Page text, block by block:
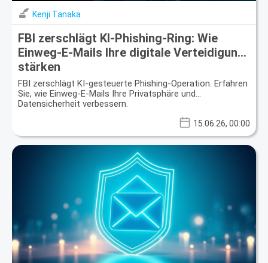
Kenji Tanaka
FBI zerschlägt KI-Phishing-Ring: Wie
Einweg-E-Mails Ihre digitale Verteidigung
stärken
FBI zerschlägt KI-gesteuerte Phishing-Operation. Erfahren
Sie, wie Einweg-E-Mails Ihre Privatsphäre und
Datensicherheit verbessern.
15.06.26, 00:00